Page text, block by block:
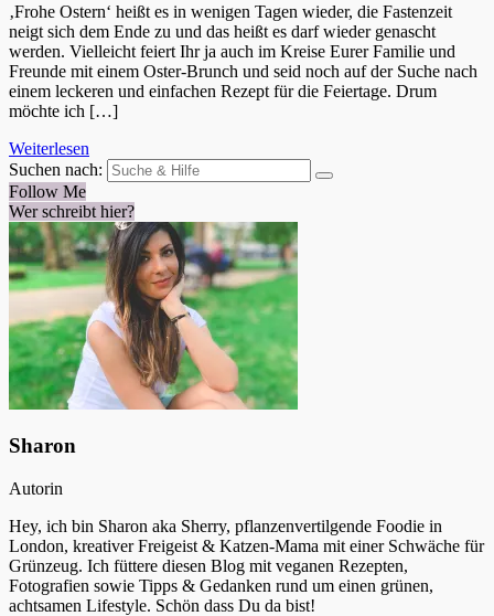
‚Frohe Ostern‘ heißt es in wenigen Tagen wieder, die Fastenzeit
neigt sich dem Ende zu und das heißt es darf wieder genascht
werden. Vielleicht feiert Ihr ja auch im Kreise Eurer Familie und
Freunde mit einem Oster-Brunch und seid noch auf der Suche nach
einem leckeren und einfachen Rezept für die Feiertage. Drum
möchte ich […]
Weiterlesen
Suchen nach:
Follow Me
Wer schreibt hier?
Sharon
Autorin
Hey, ich bin Sharon aka Sherry, pflanzenvertilgende Foodie in
London, kreativer Freigeist & Katzen-Mama mit einer Schwäche für
Grünzeug. Ich füttere diesen Blog mit veganen Rezepten,
Fotografien sowie Tipps & Gedanken rund um einen grünen,
achtsamen Lifestyle. Schön dass Du da bist!